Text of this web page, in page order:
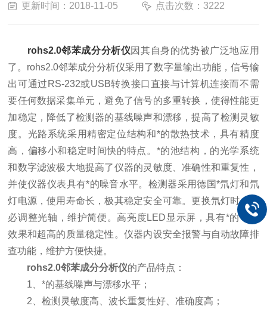
更新时间：2018-11-05 点击次数：3222
rohs2.0邻苯成分分析仪因其自身的优势被广泛地应用
了。rohs2.0邻苯成分分析仪采用了数字量输出功能，信号输
出可通过RS-232或USB转换接口直接与计算机连接而不需
要任何数据采集单元，避免了信号的多重转换，使得性能更
加稳定，降低了检测器的基线噪声和漂移，提高了检测灵敏
度。光路系统采用精密定位结构和*的散热技术，具有精度
高，偏移小和稳定时间快的特点。*的池结构，的光学系统
和数字滤波极大地提高了仪器的灵敏度、准确性和重复性，
并使仪器仪表具有*的噪音水平。检测器采用德国*氘灯和氘
灯电源，使用寿命长，极其稳定安全可靠。更换氘灯时，不
必调整光轴，维护简便。高亮度LED显示屏，具有*的可视
效果和超高的质量稳定性。仪器内设安全报警与自动故障排
查功能，维护方便快捷。
rohs2.0邻苯成分分析仪的产品特点：
1、*的基线噪声与漂移水平；
2、检测灵敏度高、波长重复性好、准确度高；